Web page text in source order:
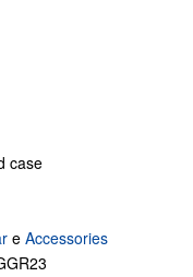
case
e Accessories